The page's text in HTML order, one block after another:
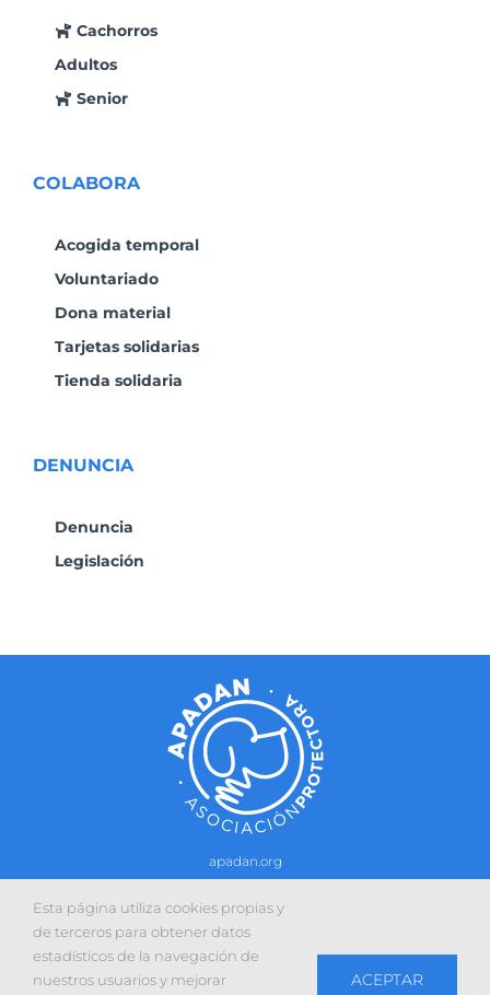
Cachorros
Adultos
Senior
COLABORA
Acogida temporal
Voluntariado
Dona material
Tarjetas solidarias
Tienda solidaria
DENUNCIA
Denuncia
Legislación
apadan.org
Contacto–Política de cookies-Política de privacidad
Sitio web desarrollado con la colaboración de:
Esta página utiliza cookies propias y
de terceros para obtener datos
estadísticos de la navegación de
nuestros usuarios y mejorar
ACEPTAR